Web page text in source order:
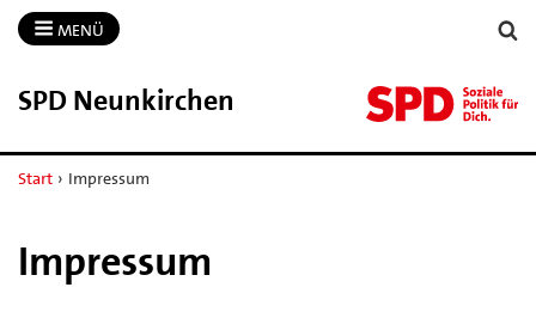
MENÜ
SPD Neunkirchen
Start › Impressum
Impressum